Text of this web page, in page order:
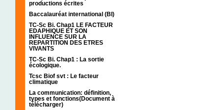
productions écrites
Baccalauréat international (BI)
TC-Sc Bi. Chap1 LE FACTEUR
EDAPHIQUE ET SON
INFLUENCE SUR LA
REPARTITION DES ETRES
VIVANTS
TC-Sc Bi. Chap1 : La sortie
écologique.
Tcsc Biof svt : Le facteur
climatique
La communication: définition,
types et fonctions(Document à
télécharger)